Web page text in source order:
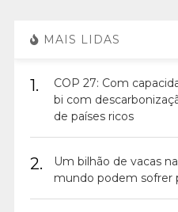
MAIS LIDAS
1.
COP 27: Com
bi com
de países ricos
2.
Um bilhão de vacas
mundo podem sofrer